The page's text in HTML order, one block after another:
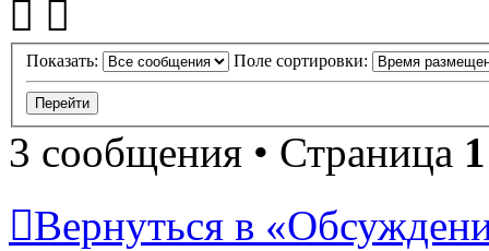
Показать: Поле сортировки:
3 сообщения • Страница 1
Вернуться в